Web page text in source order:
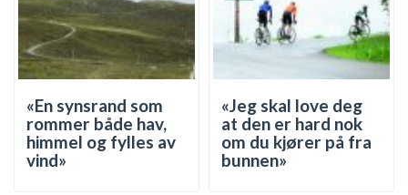
«En synsrand som
rommer både hav,
himmel og fylles av
vind»
«Jeg skal love deg
at den er hard nok
om du kjører på fra
bunnen»